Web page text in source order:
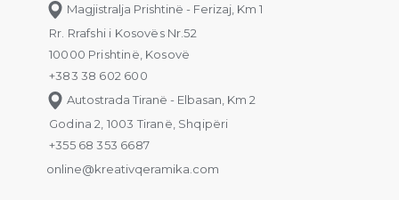
Magjistralja Prishtinë - Ferizaj, Km 1
Rr. Rrafshi i Kosovës Nr.52
10000 Prishtinë, Kosovë
+383 38 602 600
Autostrada Tiranë - Elbasan, Km 2
Godina 2, 1003 Tiranë, Shqipëri
+355 68 353 6687
online@kreativqeramika.com